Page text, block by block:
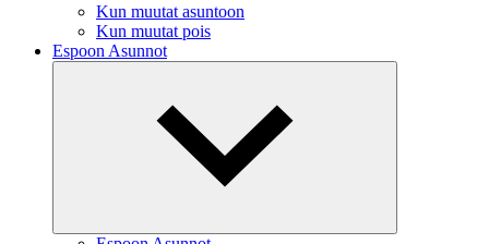
Kun muutat asuntoon
Kun muutat pois
Espoon Asunnot